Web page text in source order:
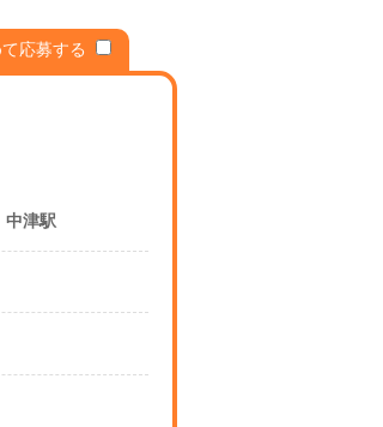
応募する
中津駅